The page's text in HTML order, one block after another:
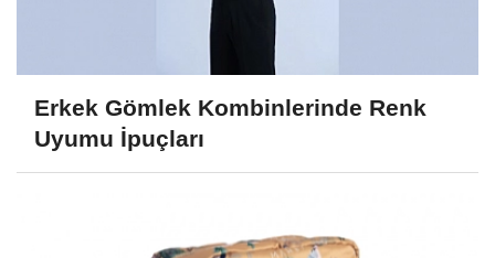
Erkek Gömlek Kombinlerinde Renk
Uyumu İpuçları